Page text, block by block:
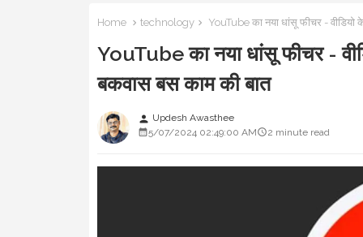
Home technology YouTube का नया धांसू फीचर -
YouTube का नया धांसू फीचर -
बकवास बस काम की बात
person Updesh Awasthee
5/07/2024 02:49:00 AM
2 minute read